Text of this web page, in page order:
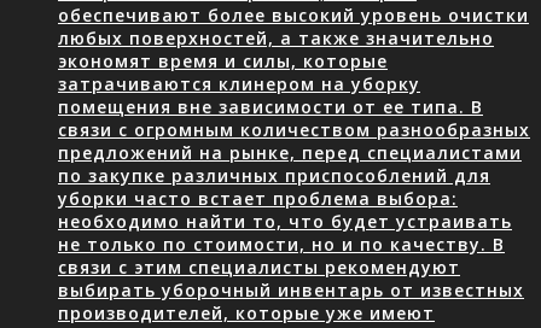
обеспечивают более высокий уровень очистки
любых поверхностей, а также значительно
экономят время и силы, которые
затрачиваются клинером на уборку
помещения вне зависимости от ее типа. В
связи с огромным количеством разнообразных
предложений на рынке, перед специалистами
по закупке различных приспособлений для
уборки часто встает проблема выбора:
необходимо найти то, что будет устраивать
не только по стоимости, но и по качеству. В
связи с этим специалисты рекомендуют
выбирать уборочный инвентарь от известных
производителей, которые уже имеют